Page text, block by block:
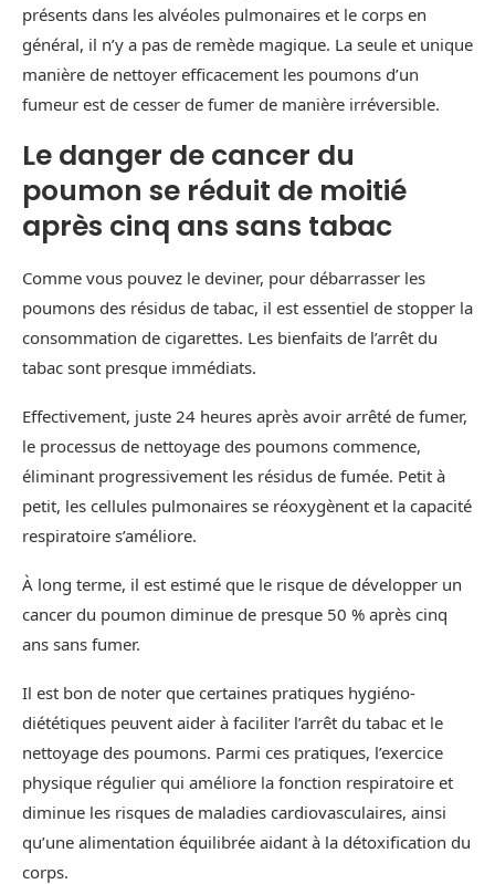
présents dans les alvéoles pulmonaires et le corps en
général, il n’y a pas de remède magique. La seule et unique
manière de nettoyer efficacement les poumons d’un
fumeur est de cesser de fumer de manière irréversible.
Le danger de cancer du
poumon se réduit de moitié
après cinq ans sans tabac
Comme vous pouvez le deviner, pour débarrasser les
poumons des résidus de tabac, il est essentiel de stopper la
consommation de cigarettes. Les bienfaits de l’arrêt du
tabac sont presque immédiats.
Effectivement, juste 24 heures après avoir arrêté de fumer,
le processus de nettoyage des poumons commence,
éliminant progressivement les résidus de fumée. Petit à
petit, les cellules pulmonaires se réoxygènent et la capacité
respiratoire s’améliore.
À long terme, il est estimé que le risque de développer un
cancer du poumon diminue de presque 50 % après cinq
ans sans fumer.
Il est bon de noter que certaines pratiques hygiéno-
diététiques peuvent aider à faciliter l’arrêt du tabac et le
nettoyage des poumons. Parmi ces pratiques, l’exercice
physique régulier qui améliore la fonction respiratoire et
diminue les risques de maladies cardiovasculaires, ainsi
qu’une alimentation équilibrée aidant à la détoxification du
corps.